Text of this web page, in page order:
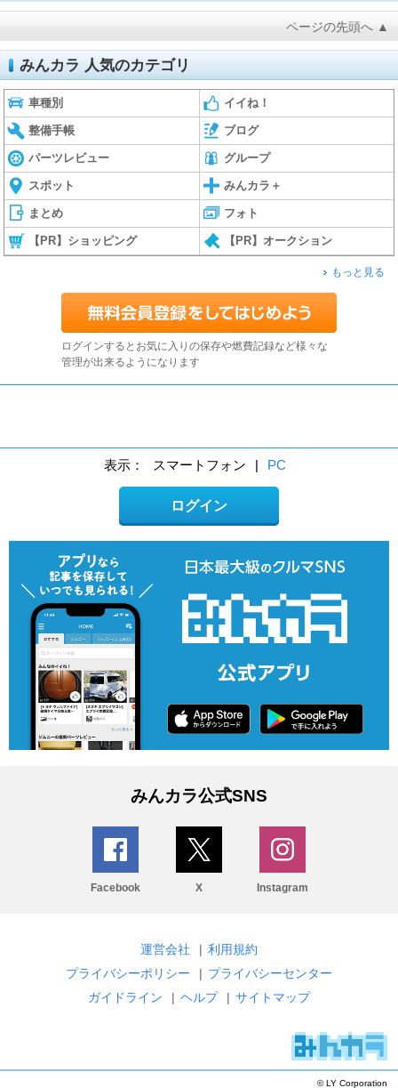
ページの先頭へ ▲
みんカラ 人気のカテゴリ
車種別 イイね！
整備手帳 ブログ
パーツレビュー グループ
スポット みんカラ＋
まとめ フォト
【PR】ショッピング 【PR】オークション
もっと見る
ログインするとお気に入りの保存や燃費記録など様々な
管理が出来るようになります
表示： スマートフォン | PC
ログイン
みんカラ公式SNS
Facebook X Instagram
運営会社 | 利用規約
プライバシーポリシー
| プライバシーセンター
ガイドライン
| ヘルプ | サイトマップ
© LY Corporation